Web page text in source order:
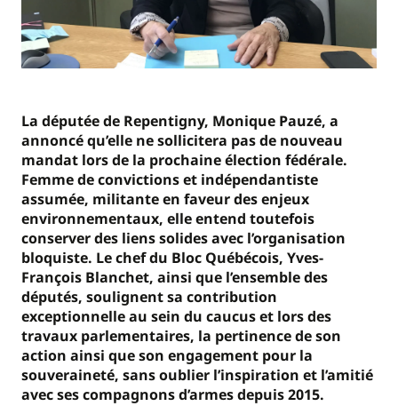
La députée de Repentigny, Monique Pauzé, a
annoncé qu’elle ne sollicitera pas de nouveau
mandat lors de la prochaine élection fédérale.
Femme de convictions et indépendantiste
assumée, militante en faveur des enjeux
environnementaux, elle entend toutefois
conserver des liens solides avec l’organisation
bloquiste. Le chef du Bloc Québécois, Yves-
François Blanchet, ainsi que l’ensemble des
députés, soulignent sa contribution
exceptionnelle au sein du caucus et lors des
travaux parlementaires, la pertinence de son
action ainsi que son engagement pour la
souveraineté, sans oublier l’inspiration et l’amitié
avec ses compagnons d’armes depuis 2015.